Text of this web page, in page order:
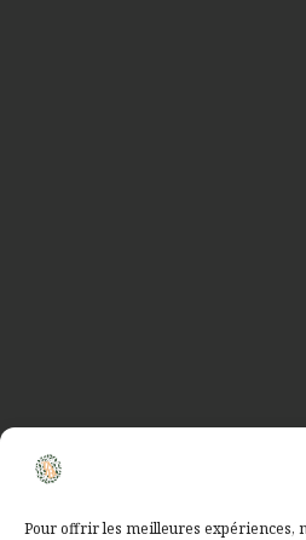
Pour offrir les meilleures expériences,